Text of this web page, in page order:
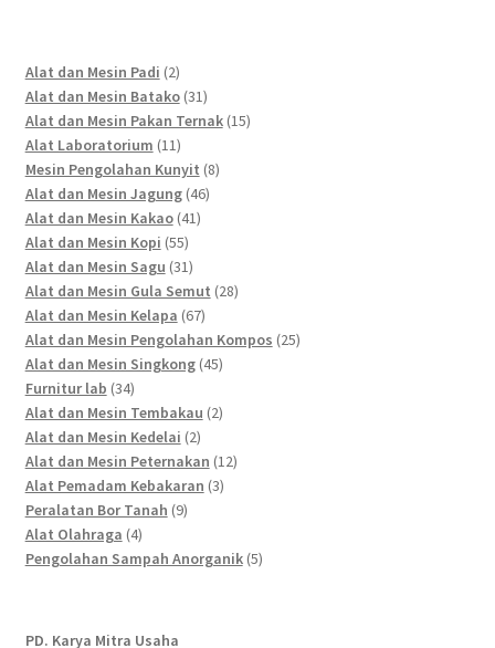
Alat dan Mesin Padi 22
products
Alat dan Mesin Batako 3131
products
Alat dan Mesin Pakan Ternak 1515
Alat Laboratorium 1111
products
Mesin Pengolahan Kunyit 88
Alat dan Mesin Jagung 4646
Alat dan Mesin Kakao 4141
Alat dan Mesin Kopi 5555
products
Alat dan Mesin Sagu 3131
products
Alat dan Mesin Gula Semut 2828
Alat dan Mesin Kelapa 6767
products
Alat dan Mesin Pengolahan Kompos 2525
Alat dan Mesin Singkong 4545
Furnitur lab 3434
products
Alat dan Mesin Tembakau 22
Alat dan Mesin Kedelai 22
products
Alat dan Mesin Peternakan 1212
Alat Pemadam Kebakaran 33
Peralatan Bor Tanah 99
Alat Olahraga 44
products
Pengolahan Sampah Anorganik 55
PD. Karya Mitra Usaha